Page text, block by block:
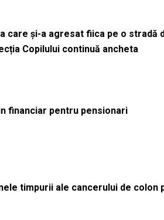
care și-a agresat fiica pe o stradă
Copilului continuă ancheta
financiar pentru pensionari
timpurii ale cancerului de